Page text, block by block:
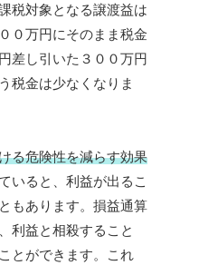
税対象となる譲渡益は
０万円にそのまま税金
差し引いた３００万円
税金は少なくなりま
る危険性を減らす効果
いると、利益が出るこ
もあります。損益通算
利益と相殺すること
とができます。これ